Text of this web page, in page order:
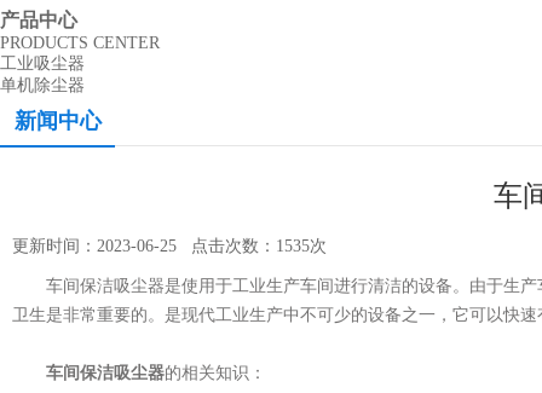
产品中心
PRODUCTS CENTER
工业吸尘器
单机除尘器
新闻中心
车
更新时间：2023-06-25 点击次数：1535次
车间保洁吸尘器是使用于工业生产车间进行清洁的设备。由于生产
卫生是非常重要的。是现代工业生产中不可少的设备之一，它可以快
车间保洁吸尘器的相关知识：